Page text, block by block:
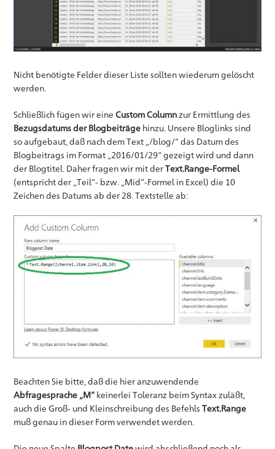
Nicht benötigte Felder dieser Liste sollten wiederum gelöscht
werden.
Schließlich fügen wir eineCustom Columnzur Ermittlung des
Bezugsdatums der Blogbeiträge hinzu. Unsere Bloglinks sind
so aufgebaut, daß nach dem Text „/blog/“ das Datum des
Blogbeitrags im Format „2016/01/29“ gezeigt wird und dann
der Blogtitel. Daher fragen wir mit derText.Range-Formel
(entspricht der „Teil“- bzw. „Mid“-Formel in Excel) die 10
Zeichen des Datums ab der 28. Textstelle ab:
Beachten Sie bitte, daß die hier anzuwendende
Abfragesprache „M“ keinerlei Toleranz beim Syntax zuläßt,
auch die Groß- und Kleinschreibung des BefehlsText.Range
muß genau in dieser Form verwendet werden.